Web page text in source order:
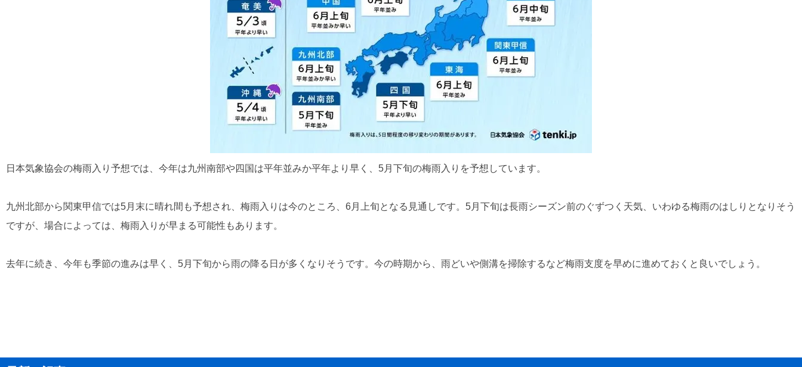
日本気象協会の梅雨入り予想では、今年は九州南部や四国は平年並みか平年より早く、5月下旬の梅雨入りを予想しています。
九州北部から関東甲信では5月末に晴れ間も予想され、梅雨入りは今のところ、6月上旬となる見通しです。5月下旬は長雨シーズン前のぐずつく天気、いわゆる梅雨のはしりとなりそう
ですが、場合によっては、梅雨入りが早まる可能性もあります。
去年に続き、今年も季節の進みは早く、5月下旬から雨の降る日が多くなりそうです。今の時期から、雨どいや側溝を掃除するなど梅雨支度を早めに進めておくと良いでしょう。